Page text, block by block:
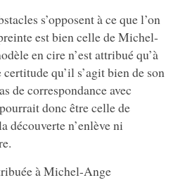
s’opposent à ce que l’on
est bien celle de Michel-
en cire n’est attribué qu’à
qu’il s’agit bien de son
de correspondance avec
donc être celle de
découverte n’enlève ni
à Michel-Ange